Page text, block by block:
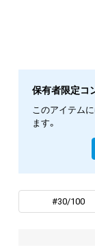
保有者限定コ
このアイテム
ます。
#30/100